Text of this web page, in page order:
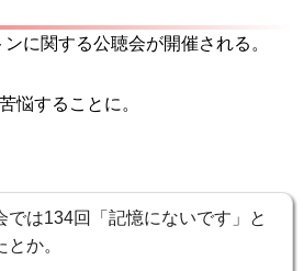
に関する公聴会が開催される。
悩することに。
では134回「記憶にないです」と
とか。